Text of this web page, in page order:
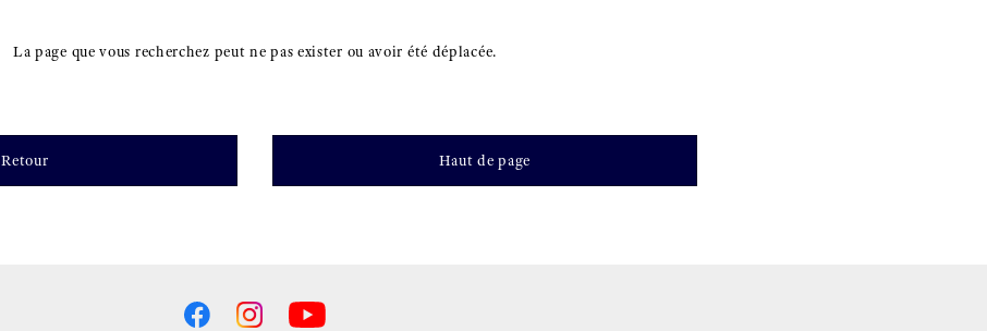
La page que vous recherchez peut ne pas exister ou avoir été déplacée.
Retour Haut de page